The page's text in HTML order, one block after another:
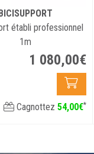
établi professionnel
1m
1 080,00€
Cagnottez 54,00€*